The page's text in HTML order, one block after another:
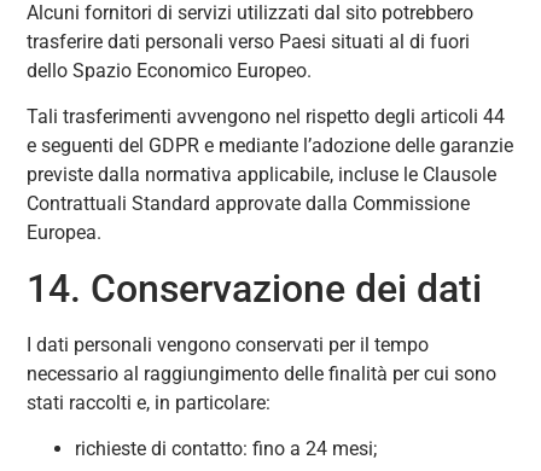
Alcuni fornitori di servizi utilizzati dal sito potrebbero
trasferire dati personali verso Paesi situati al di fuori
dello Spazio Economico Europeo.
Tali trasferimenti avvengono nel rispetto degli articoli 44
e seguenti del GDPR e mediante l’adozione delle garanzie
previste dalla normativa applicabile, incluse le Clausole
Contrattuali Standard approvate dalla Commissione
Europea.
14. Conservazione dei dati
I dati personali vengono conservati per il tempo
necessario al raggiungimento delle finalità per cui sono
stati raccolti e, in particolare:
richieste di contatto: fino a 24 mesi;